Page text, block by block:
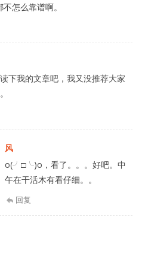
怎么靠谱啊。
下我的文章吧，我又没推荐大家
风
o(╯□╰)o，看了。。。好吧。中
午在干活木有看仔细。。
回复